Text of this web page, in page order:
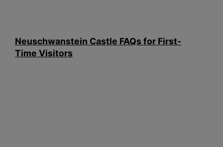
Neuschwanstein Castle FAQs for First-
Time Visitors